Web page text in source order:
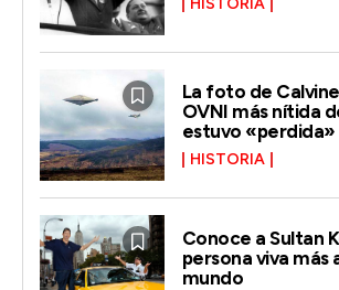
HISTORIA
La foto de
OVNI más nítida
estuvo «perdida»
HISTORIA
Conoce a Sultan
persona viva más
mundo